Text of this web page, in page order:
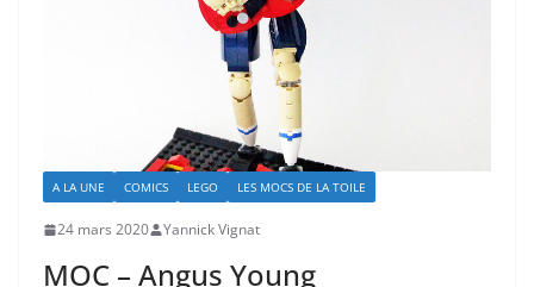
A LA UNE COMICS LEGO LES MOCS DE LA TOILE
24 mars 2020 Yannick Vignat
MOC – Angus Young